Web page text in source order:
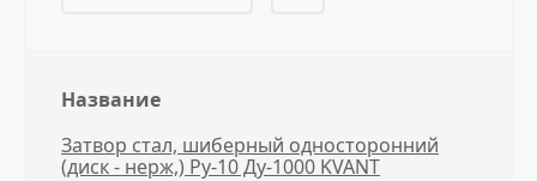
Название
Затвор стал, шиберный односторонний
(диск - нерж,) Ру-10 Ду-1000 KVANT